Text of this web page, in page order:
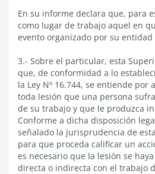
En su informe declara que, para
como lugar de trabajo aquel en
evento organizado por su
3.- Sobre el particular, esta
que, de conformidad a lo
la Ley Nº 16.744, se entiende por
toda lesión que una persona
de su trabajo y que le produzca
Conforme a dicha disposición
señalado la jurisprudencia de
para que proceda calificar un
es necesario que la lesión se
directa o indirecta con el trabajo